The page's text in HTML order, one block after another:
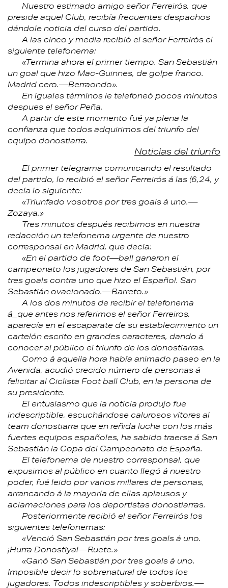
Nuestro estimado amigo señor Ferreirós, que
preside aquel Club, recibía frecuentes despachos
dándole noticia del curso del partido.
A las cinco y media recibió el señor Ferreirós el
siguiente telefonema:
«Termina ahora el primer tiempo. San Sebastián
un goal que hizo Mac-Guinnes, de golpe franco.
Madrid cero.—Berraondo».
En iguales términos le telefoneó pocos minutos
despues el señor Peña.
A partir de este momento fué ya plena la
confianza que todos adquirimos del triunfo del
equipo donostiarra.
Noticias del triunfo
El primer telegrama comunicando el resultado
del partido, lo recibió el señor Ferreirós á las (6,24, y
decía lo siguiente:
«Triunfado vosotros por tres goals á uno.—
Zozaya.»
Tres minutos después recibimos en nuestra
redacción un telefonema urgente de nuestro
corresponsal en Madrid, que decía:
«En el partido de foot—ball ganaron el
campeonato los jugadores de San Sebastián, por
tres goals contra uno que hizo el Español. San
Sebastián ovacionado.—Barreto.»
A los dos minutos de recibir el telefonema
á_que antes nos referimos el señor Ferreiros,
aparecía en el escaparate de su establecimiento un
cartelón escrito en grandes caracteres, dando á
conocer al público el triunfo de los donostiarras.
Como á aquella hora había animado paseo en la
Avenida, acudió crecido número de personas á
felicitar al Ciclista Foot ball Club, en la persona de
su presidente.
El entusiasmo que la noticia produjo fue
indescriptible, escuchándose calurosos vítores al
team donostiarra que en reñida lucha con los más
fuertes equipos españoles, ha sabido traerse á San
Sebastián la Copa del Campeonato de España.
El telefonema de nuestro corresponsal, que
expusimos al público en cuanto llegó á nuestro
poder, fué leido por varios millares de personas,
arrancando á la mayoría de ellas aplausos y
aclamaciones para los deportistas donostiarras.
Posteriormente recibió el señor Ferreirós los
siguientes telefonemas:
«Venció San Sebastián por tres goals á uno.
¡Hurra Donostiya!—Ruete.»
«Ganó San Sebastián por tres goals á uno.
Imposible decir lo sobrenatural de todos los
jugadores. Todos indescriptibles y soberbios.—